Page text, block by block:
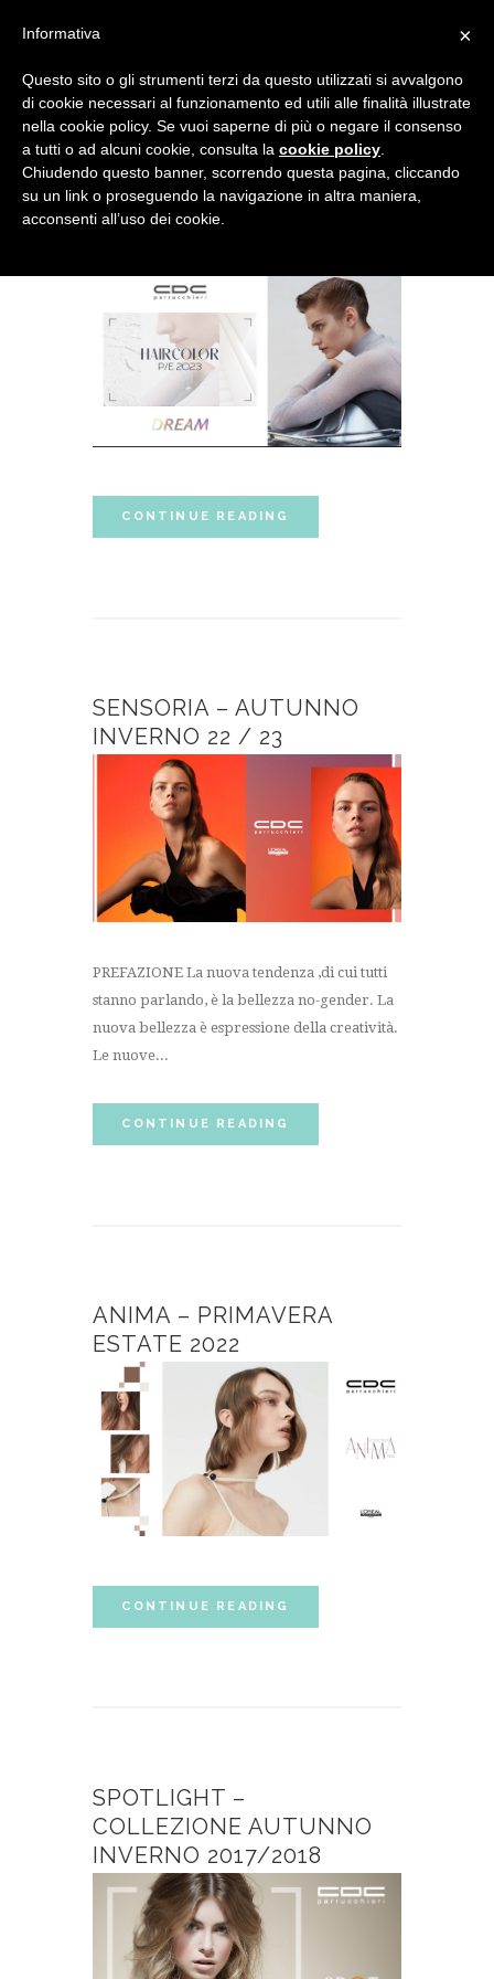
DREAM – PRIMAVERA
CONTINUE READING
SENSORIA – AUTUNNO
INVERNO 22 / 23
PREFAZIONE La nuova tendenza ,di cui tutti
stanno parlando, è la bellezza no-gender. La
nuova bellezza è espressione della creatività.
Le nuove...
CONTINUE READING
ANIMA – PRIMAVERA
ESTATE 2022
CONTINUE READING
SPOTLIGHT –
COLLEZIONE AUTUNNO
INVERNO 2017/2018
×
Informativa
Questo sito o gli strumenti terzi da questo utilizzati si avvalgono
di cookie necessari al funzionamento ed utili alle finalità illustrate
nella cookie policy. Se vuoi saperne di più o negare il consenso
a tutti o ad alcuni cookie, consulta la cookie policy
Chiudendo questo banner, scorrendo questa pagina, cliccando
su un link o proseguendo la navigazione in altra maniera,
acconsenti all’uso dei cookie.